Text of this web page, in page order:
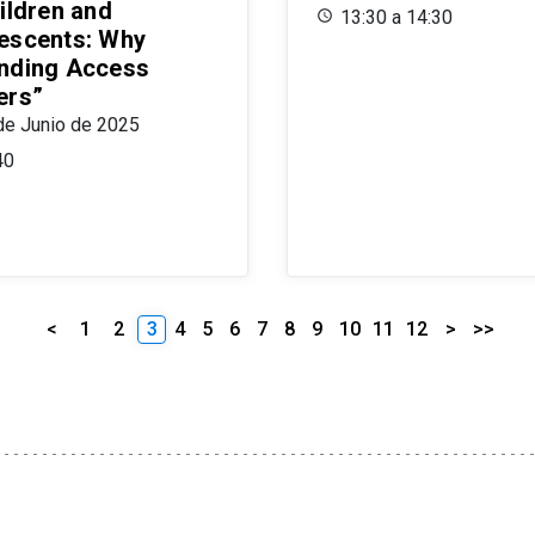
and
Why
Access
Junio de 2025
13:30 a 14:30
< 1 2 3 4 5 6 7 8 9 10 11 12 > >>